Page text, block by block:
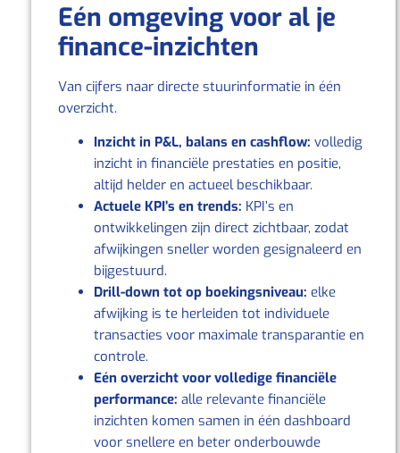
Eén omgeving voor al je
finance‑inzichten
Van cijfers naar directe stuurinformatie in één
overzicht.
Inzicht in P&L, balans en cashflow: volledig
inzicht in financiële prestaties en positie,
altijd helder en actueel beschikbaar.
Actuele KPI’s en trends: KPI’s en
ontwikkelingen zijn direct zichtbaar, zodat
afwijkingen sneller worden gesignaleerd en
bijgestuurd.
Drill‑down tot op boekingsniveau: elke
afwijking is te herleiden tot individuele
transacties voor maximale transparantie en
controle.
Eén overzicht voor volledige financiële
performance: alle relevante financiële
inzichten komen samen in één dashboard
voor snellere en beter onderbouwde